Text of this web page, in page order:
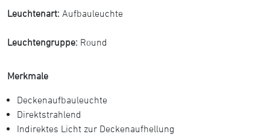
Leuchtenart: Aufbauleuchte
Leuchtengruppe: Round
Merkmale
Deckenaufbauleuchte
Direktstrahlend
Indirektes Licht zur Deckenaufhellung